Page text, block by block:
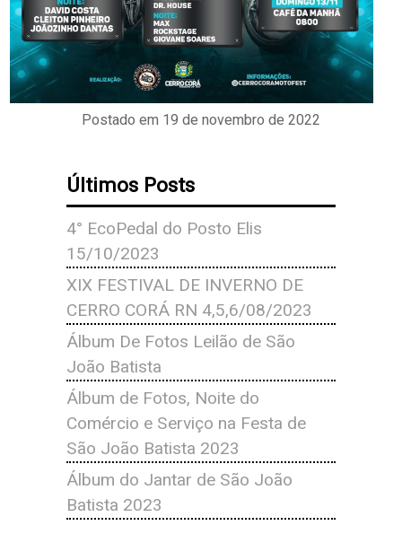
Postado em 19 de novembro de 2022
Últimos Posts
4° EcoPedal do Posto Elis
15/10/2023
XIX FESTIVAL DE INVERNO DE
CERRO CORÁ RN 4,5,6/08/2023
Álbum De Fotos Leilão de São
João Batista
Álbum de Fotos, Noite do
Comércio e Serviço na Festa de
São João Batista 2023
Álbum do Jantar de São João
Batista 2023